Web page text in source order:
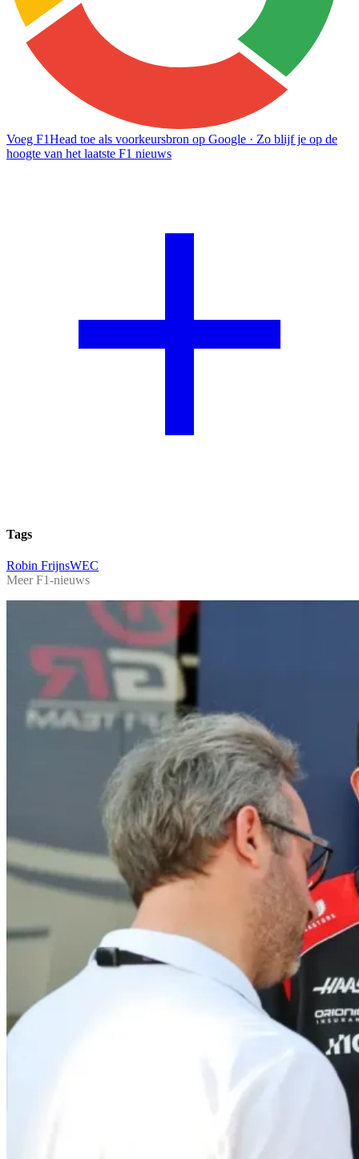
Voeg F1Head toe als voorkeursbron op Google · Zo blijf je op de
hoogte van het laatste F1 nieuws
Tags
Robin FrijnsWEC
Meer F1-nieuws